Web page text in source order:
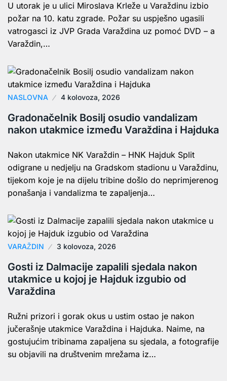
U utorak je u ulici Miroslava Krleže u Varaždinu izbio
požar na 10. katu zgrade. Požar su uspješno ugasili
vatrogasci iz JVP Grada Varaždina uz pomoć DVD – a
Varaždin,…
NASLOVNA 4 kolovoza, 2026
Gradonačelnik Bosilj osudio vandalizam
nakon utakmice između Varaždina i Hajduka
Nakon utakmice NK Varaždin – HNK Hajduk Split
odigrane u nedjelju na Gradskom stadionu u Varaždinu,
tijekom koje je na dijelu tribine došlo do neprimjerenog
ponašanja i vandalizma te zapaljenja…
VARAŽDIN 3 kolovoza, 2026
Gosti iz Dalmacije zapalili sjedala nakon
utakmice u kojoj je Hajduk izgubio od
Varaždina
Ružni prizori i gorak okus u ustim ostao je nakon
jučerašnje utakmice Varaždina i Hajduka. Naime, na
gostujućim tribinama zapaljena su sjedala, a fotografije
su objavili na društvenim mrežama iz…